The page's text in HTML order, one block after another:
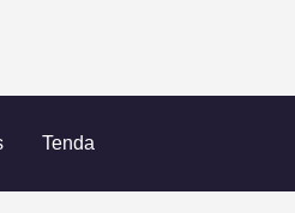
Tenda